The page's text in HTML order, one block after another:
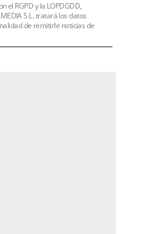
el RGPD y la LOPDGDD,
S.L. tratará los datos
de remitirle noticias de